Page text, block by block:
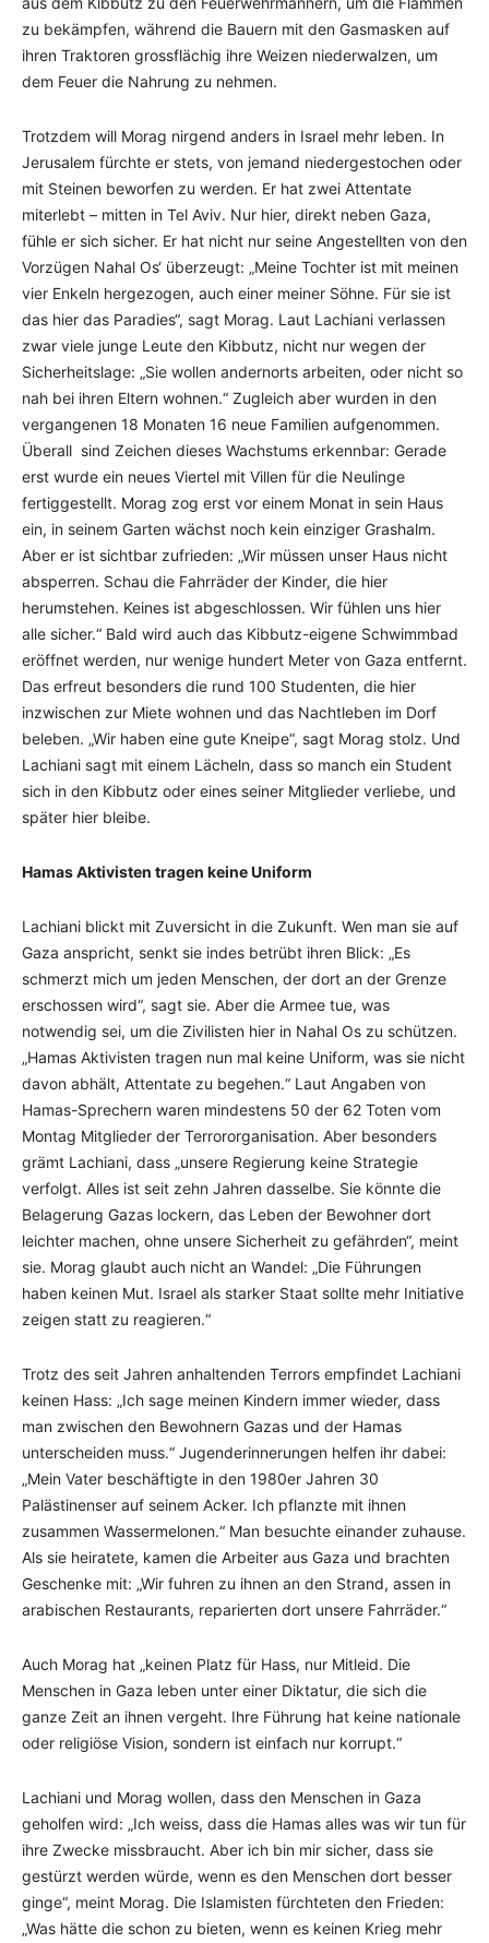
zu bekämpfen, während die Bauern mit den Gasmasken auf
ihren Traktoren grossflächig ihre Weizen niederwalzen, um
dem Feuer die Nahrung zu nehmen.
Trotzdem will Morag nirgend anders in Israel mehr leben. In
Jerusalem fürchte er stets, von jemand niedergestochen oder
mit Steinen beworfen zu werden. Er hat zwei Attentate
miterlebt – mitten in Tel Aviv. Nur hier, direkt neben Gaza,
fühle er sich sicher. Er hat nicht nur seine Angestellten von den
Vorzügen Nahal Os‘ überzeugt: „Meine Tochter ist mit meinen
vier Enkeln hergezogen, auch einer meiner Söhne. Für sie ist
das hier das Paradies“, sagt Morag. Laut Lachiani verlassen
zwar viele junge Leute den Kibbutz, nicht nur wegen der
Sicherheitslage: „Sie wollen andernorts arbeiten, oder nicht so
nah bei ihren Eltern wohnen.“ Zugleich aber wurden in den
vergangenen 18 Monaten 16 neue Familien aufgenommen.
Überall sind Zeichen dieses Wachstums erkennbar: Gerade
erst wurde ein neues Viertel mit Villen für die Neulinge
fertiggestellt. Morag zog erst vor einem Monat in sein Haus
ein, in seinem Garten wächst noch kein einziger Grashalm.
Aber er ist sichtbar zufrieden: „Wir müssen unser Haus nicht
absperren. Schau die Fahrräder der Kinder, die hier
herumstehen. Keines ist abgeschlossen. Wir fühlen uns hier
alle sicher.“ Bald wird auch das Kibbutz-eigene Schwimmbad
eröffnet werden, nur wenige hundert Meter von Gaza entfernt.
Das erfreut besonders die rund 100 Studenten, die hier
inzwischen zur Miete wohnen und das Nachtleben im Dorf
beleben. „Wir haben eine gute Kneipe“, sagt Morag stolz. Und
Lachiani sagt mit einem Lächeln, dass so manch ein Student
sich in den Kibbutz oder eines seiner Mitglieder verliebe, und
später hier bleibe.
Hamas Aktivisten tragen keine Uniform
Lachiani blickt mit Zuversicht in die Zukunft. Wen man sie auf
Gaza anspricht, senkt sie indes betrübt ihren Blick: „Es
schmerzt mich um jeden Menschen, der dort an der Grenze
erschossen wird“, sagt sie. Aber die Armee tue, was
notwendig sei, um die Zivilisten hier in Nahal Os zu schützen.
„Hamas Aktivisten tragen nun mal keine Uniform, was sie nicht
davon abhält, Attentate zu begehen.“ Laut Angaben von
Hamas-Sprechern waren mindestens 50 der 62 Toten vom
Montag Mitglieder der Terrororganisation. Aber besonders
grämt Lachiani, dass „unsere Regierung keine Strategie
verfolgt. Alles ist seit zehn Jahren dasselbe. Sie könnte die
Belagerung Gazas lockern, das Leben der Bewohner dort
leichter machen, ohne unsere Sicherheit zu gefährden“, meint
sie. Morag glaubt auch nicht an Wandel: „Die Führungen
haben keinen Mut. Israel als starker Staat sollte mehr Initiative
zeigen statt zu reagieren.“
Trotz des seit Jahren anhaltenden Terrors empfindet Lachiani
keinen Hass: „Ich sage meinen Kindern immer wieder, dass
man zwischen den Bewohnern Gazas und der Hamas
unterscheiden muss.“ Jugenderinnerungen helfen ihr dabei:
„Mein Vater beschäftigte in den 1980er Jahren 30
Palästinenser auf seinem Acker. Ich pflanzte mit ihnen
zusammen Wassermelonen.“ Man besuchte einander zuhause.
Als sie heiratete, kamen die Arbeiter aus Gaza und brachten
Geschenke mit: „Wir fuhren zu ihnen an den Strand, assen in
arabischen Restaurants, reparierten dort unsere Fahrräder.“
Auch Morag hat „keinen Platz für Hass, nur Mitleid. Die
Menschen in Gaza leben unter einer Diktatur, die sich die
ganze Zeit an ihnen vergeht. Ihre Führung hat keine nationale
oder religiöse Vision, sondern ist einfach nur korrupt.“
Lachiani und Morag wollen, dass den Menschen in Gaza
geholfen wird: „Ich weiss, dass die Hamas alles was wir tun für
ihre Zwecke missbraucht. Aber ich bin mir sicher, dass sie
gestürzt werden würde, wenn es den Menschen dort besser
ginge“, meint Morag. Die Islamisten fürchteten den Frieden:
„Was hätte die schon zu bieten, wenn es keinen Krieg mehr